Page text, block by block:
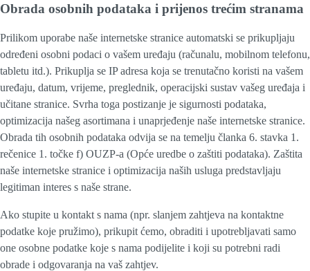
Obrada osobnih podataka i prijenos trećim stranama
Prilikom uporabe naše internetske stranice automatski se prikupljaju
određeni osobni podaci o vašem uređaju (računalu, mobilnom telefonu,
tabletu itd.). Prikuplja se IP adresa koja se trenutačno koristi na vašem
uređaju, datum, vrijeme, preglednik, operacijski sustav vašeg uređaja i
učitane stranice. Svrha toga postizanje je sigurnosti podataka,
optimizacija našeg asortimana i unaprjeđenje naše internetske stranice.
Obrada tih osobnih podataka odvija se na temelju članka 6. stavka 1.
rečenice 1. točke f) OUZP-a (Opće uredbe o zaštiti podataka). Zaštita
naše internetske stranice i optimizacija naših usluga predstavljaju
legitiman interes s naše strane.
Ako stupite u kontakt s nama (npr. slanjem zahtjeva na kontaktne
podatke koje pružimo), prikupit ćemo, obraditi i upotrebljavati samo
one osobne podatke koje s nama podijelite i koji su potrebni radi
obrade i odgovaranja na vaš zahtjev.